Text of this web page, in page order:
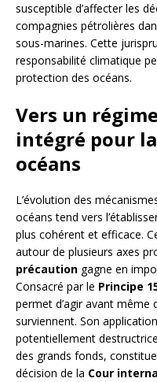
susceptible d’affecter les
compagnies pétrolières
sous-marines. Cette
responsabilité climatique
protection des océans.
Vers un
intégré pour
océans
L’évolution des
océans tend vers
plus cohérent et efficace.
autour de plusieurs axes
précaution gagne en
Consacré par le Principe
permet d’agir avant même
surviennent. Son
potentiellement
des grands fonds,
décision de la Cour